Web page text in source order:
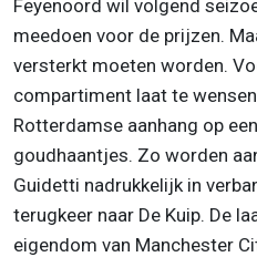
Feyenoord wil volgend
meedoen voor de prijzen.
versterkt moeten worden.
compartiment laat te
Rotterdamse aanhang op
goudhaantjes. Zo worden
Guidetti nadrukkelijk in
terugkeer naar De Kuip. De
eigendom van Manchester